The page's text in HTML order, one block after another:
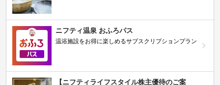
ニフティ温泉 おふろパス
温浴施設をお得に楽しめるサブスクリプションプラン
【ニフティライフスタイル株主優待のご案